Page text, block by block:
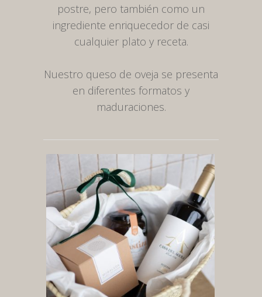
postre, pero también como un
ingrediente enriquecedor de casi
cualquier plato y receta.
Nuestro queso de oveja se presenta
en diferentes formatos y
maduraciones.